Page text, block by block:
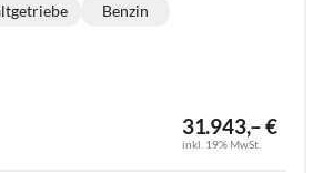
31.943,– €
inkl. 19% MwSt.
Getriebe:
Benzin